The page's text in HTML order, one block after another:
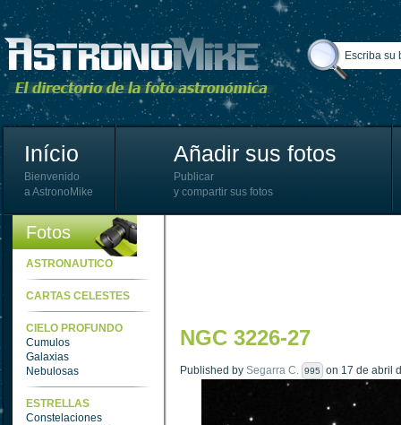
Início
Bienvenido
a AstronoMike
Añadir sus fotos
Publicar
y compartir sus fotos
Fotos
ASTRONAUTICO
CARTAS CELESTES
CIELO PROFUNDO
Cumulos
Galaxias
Nebulosas
ESTRELLAS
Constelaciones
NGC 3226-27
Published by Segarra C. 995 on 17 de abril